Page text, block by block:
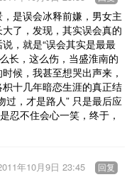
是误会冰释前嫌，男女主
了，发现，其实误会真的
，就是“误会其实是最最
长，这么伤，当盛淮南的
候，我甚至想哭出声来，
十几年暗恋生涯的真正结
过，才是路人” 只是最后应
忍不住会心一笑，终于，
年10月9日 23:45 回复